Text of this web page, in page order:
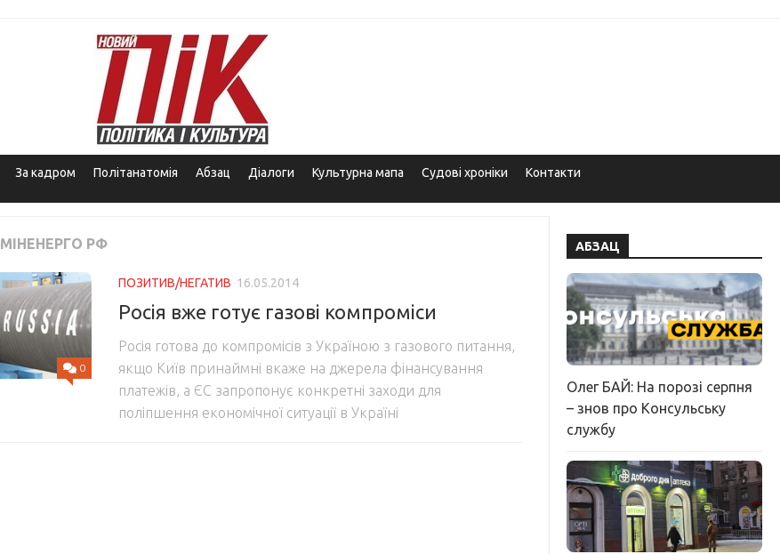
За кадром Політанатомія Абзац Діалоги Культурна мапа Судові хроніки Контакти
МІНЕНЕРГО РФ
0
ПОЗИТИВ/НЕГАТИВ 16.05.2014
Росія вже готує газові компроміси
Росія готова до компромісів з Україною з газового питання,
якщо Київ принаймні вкаже на джерела фінансування
платежів, а ЄС запропонує конкретні заходи для
поліпшення економічної ситуації в Україні
АБЗАЦ
Олег БАЙ: На порозі серпня
– знов про Консульську
службу